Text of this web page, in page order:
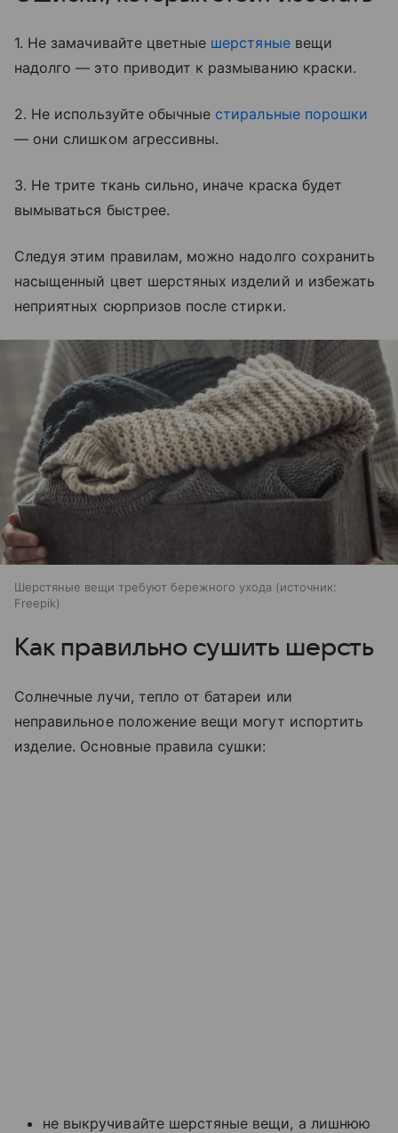
1. Не замачивайте цветные шерстяныевещи
надолго — это приводит к размыванию краски.
2. Не используйте обычные стиральные порошки
— они слишком агрессивны.
3. Не трите ткань сильно, иначе краска будет
вымываться быстрее.
Следуя этим правилам, можно надолго сохранить
насыщенный цвет шерстяных изделий и избежать
неприятных сюрпризов после стирки.
Шерстяные вещи требуют бережного ухода
источник:
Freepik
Как правильно сушить шерсть
Солнечные лучи, тепло от батареи или
неправильное положение вещи могут испортить
изделие. Основные правила сушки:
не выкручивайте шерстяные вещи, а лишнюю